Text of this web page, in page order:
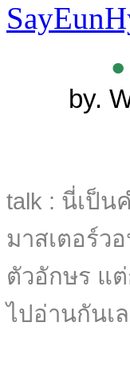
by.
talk : นี่เป็น
มาสเตอร์ว
ตัวอักษร แ
ไปอ่านกันเ